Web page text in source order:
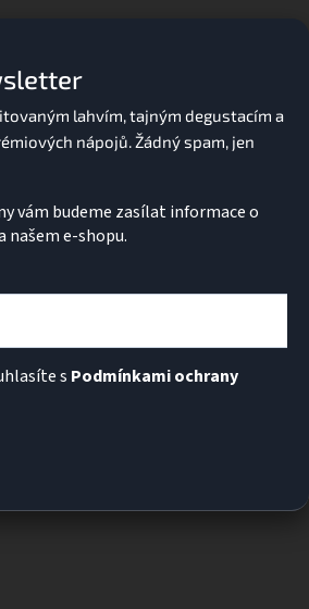
vám budeme zasílat informace o
našem e-shopu.
s Podmínkami ochrany